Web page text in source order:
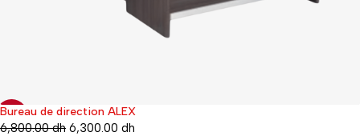
-7%
Bureau de direction ALEX
6,800.00dh 6,300.00 dh